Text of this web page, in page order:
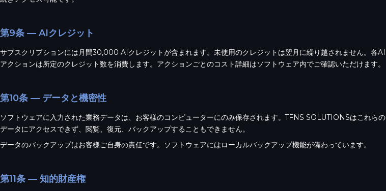
第9条 — AIクレジット
サブスクリプションには月間30,000 AIクレジットが含まれます。未使用のクレジットは翌月に繰り越されません。各AI
アクションは所定のクレジット数を消費します。アクションごとのコスト詳細はソフトウェア内でご確認いただけます。
第10条 — データと機密性
ソフトウェアに入力された業務データは、お客様のコンピューターにのみ保存されます。TFNS SOLUTIONSはこれらの
データにアクセスできず、閲覧、復元、バックアップすることもできません。
データのバックアップはお客様ご自身の責任です。ソフトウェアにはローカルバックアップ機能が備わっています。
第11条 — 知的財産権